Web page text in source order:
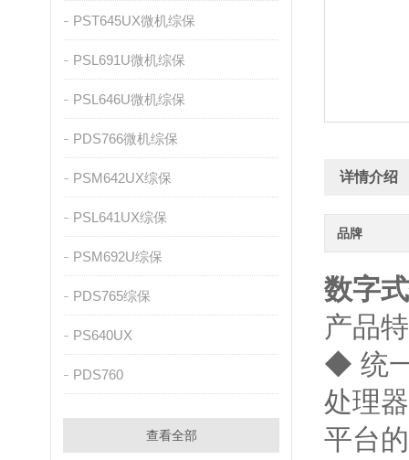
PST645UX微机综保
PSL691U微机综保
PSL646U微机综保
PDS766微机综保
PSM642UX综保
PSL641UX综保
PSM692U综保
PDS765综保
PS640UX
PDS760
查看全部
详情介绍
品牌
数字
产品
◆ 统
处理
平台